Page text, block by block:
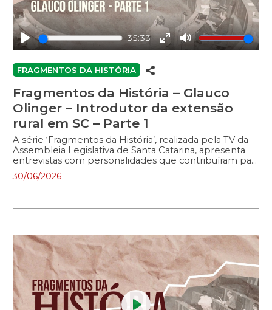
Play
35:33
EnterMute
FRAGMENTOS DA HISTÓRIA
Fragmentos da História – Glauco
Olinger – Introdutor da extensão
rural em SC – Parte 1
A série ‘Fragmentos da História’, realizada pela TV da
Assembleia Legislativa de Santa Catarina, apresenta
entrevistas com personalidades que contribuíram para
o desenvolvimento do Estado. No programa, políticos
e outras figuras públicas relembram a trajetória
engenheiro agrônomo Glauco Olinger que introduziu
Ciências Agrárias da UFSC e a Embrapa, entre várias
outras realizações responsáveis pela evolução da
agricultura catarinense. Olinger chega em 2026 aos
104 anos de idade e tem muita história pra contar. […]
30/06/2026